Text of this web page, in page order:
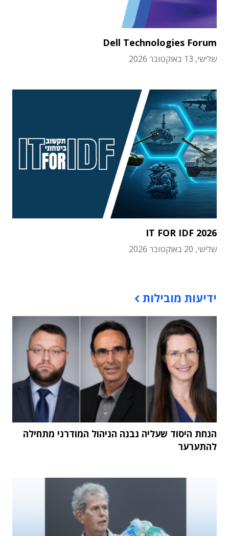
Dell Technologies Forum
שלישי, 13 באוקטובר 2026
IT FOR IDF 2026
שלישי, 20 באוקטובר 2026
ידיעות מובילות
הנחת היסוד שעליה נבנה הניהול המודרני מתחילה
להתערער